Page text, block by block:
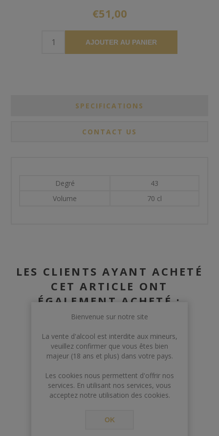
€51,00
AJOUTER AU PANIER
SPECIFICATIONS
CONTACT US
Degré
43
Volume
70 cl
LES CLIENTS AYANT ACHETÉ
CET ARTICLE ONT
ÉGALEMENT ACHETÉ :
Bienvenue sur notre site
La vente d'alcool est interdite aux mineurs,
veuillez confirmer que vous êtes bien
majeur (18 ans et plus) dans votre pays.
Les cookies nous permettent d'offrir nos
services. En utilisant nos services, vous
acceptez notre utilisation des cookies.
OK